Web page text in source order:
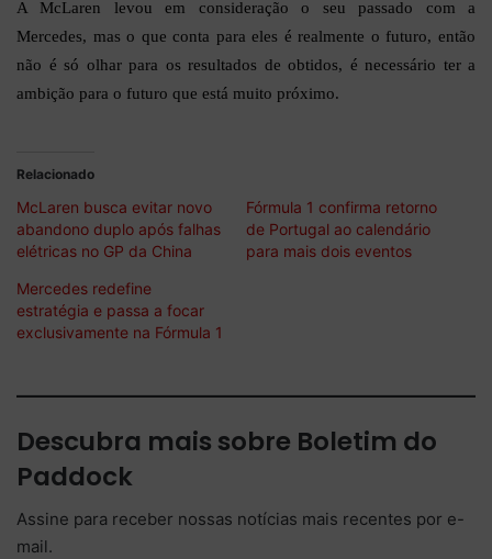
A McLaren levou em consideração o seu passado com a
Mercedes, mas o que conta para eles é realmente o futuro, então
não é só olhar para os resultados de obtidos, é necessário ter a
ambição para o futuro que está muito próximo.
Relacionado
McLaren busca evitar novo
abandono duplo após falhas
elétricas no GP da China
Fórmula 1 confirma retorno
de Portugal ao calendário
para mais dois eventos
Mercedes redefine
estratégia e passa a focar
exclusivamente na Fórmula 1
Descubra mais sobre Boletim do
Paddock
Assine para receber nossas notícias mais recentes por e-
mail.